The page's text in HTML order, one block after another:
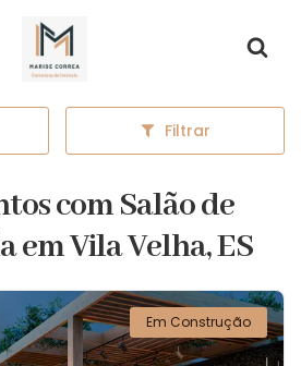
Página inicial
Filtrar
com Salão de
em Vila Velha, ES
Em Construção